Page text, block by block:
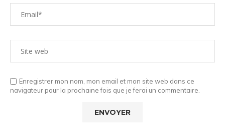
Enregistrer mon nom, mon email et mon site web dans ce
navigateur pour la prochaine fois que je ferai un commentaire.